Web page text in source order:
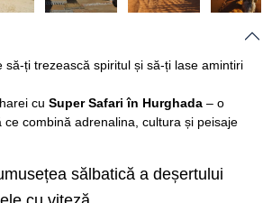
să-ți trezească spiritul și să-ți lase amintiri
cu Super Safari în Hurghada – o
ce combină adrenalina, cultura și peisaje
sălbatică a deșertului